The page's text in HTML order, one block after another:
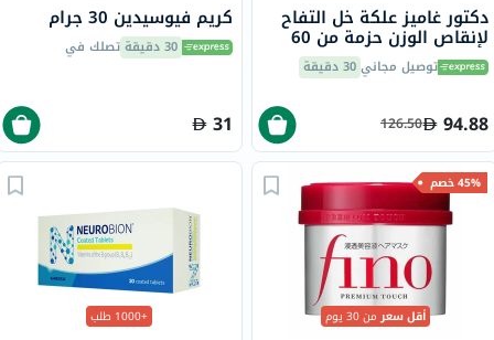
دكتور غاميز علكة خل التفاح
لإنقاص الوزن حزمة من 60
توصيل مجاني30 دقيقة
94.88
126.50
كريم فيوسيدين 30 جرام
30 دقيقة تصلك في
31
45% خصم
أقل سعرمن 30 يوم +1000 طلب